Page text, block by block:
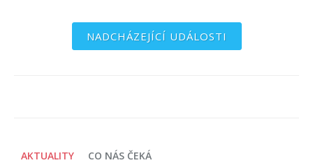
NADCHÁZEJÍCÍ UDÁLOSTI
AKTUALITY CO NÁS ČEKÁ